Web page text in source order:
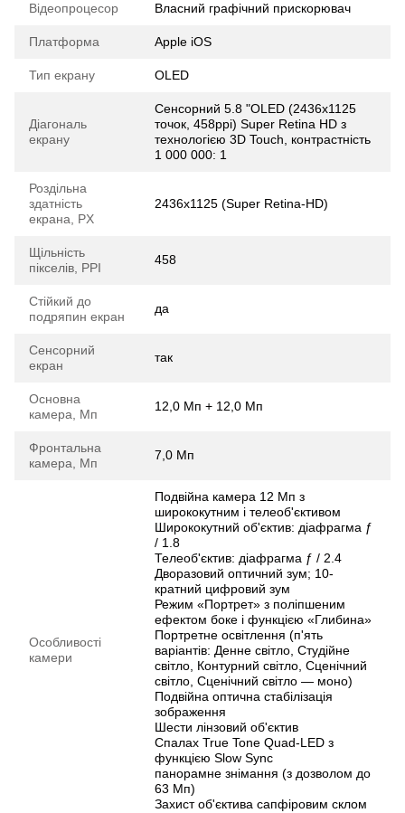
Відеопроцесор Власний графічний прискорювач
Платформа Apple iOS
Тип екрану OLED
Діагональ
екрану
Сенсорний 5.8 "OLED (2436x1125
точок, 458ppi) Super Retina HD з
технологією 3D Touch, контрастність
1 000 000: 1
Роздільна
здатність
екрана, PX
2436х1125 (Super Retina-HD)
Щільність
пікселів, PPI
458
Стійкий до
подряпин екран
да
Сенсорний
екран
так
Основна
камера, Мп
12,0 Мп + 12,0 Мп
Фронтальна
камера, Мп
7,0 Мп
Особливості
камери
Подвійна камера 12 Мп з
ширококутним і телеоб'єктивом
Ширококутний об'єктив: діафрагма ƒ
/ 1.8
Телеоб'єктив: діафрагма ƒ / 2.4
Дворазовий оптичний зум; 10-
кратний цифровий зум
Режим «Портрет» з поліпшеним
ефектом боке і функцією «Глибина»
Портретне освітлення (п'ять
варіантів: Денне світло, Студійне
світло, Контурний світло, Сценічний
світло, Сценічний світло — моно)
Подвійна оптична стабілізація
зображення
Шести лінзовий об'єктив
Спалах True Tone Quad-LED з
функцією Slow Sync
панорамне знімання (з дозволом до
63 Мп)
Захист об'єктива сапфіровим склом